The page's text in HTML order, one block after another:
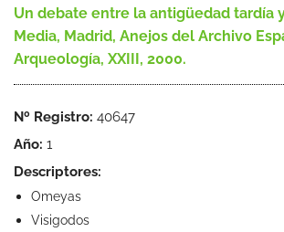
Un debate entre la antigüedad tardía
Media, Madrid, Anejos del Archivo
Arqueología, XXIII, 2000.
Nº Registro: 40647
Año: 1
Descriptores:
Omeyas
Visigodos